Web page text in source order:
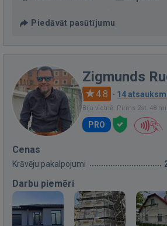
Piedāvāt pasūtījumu
Zigmunds
4.8 · 14
Bija vietnē: Pirms 2st. 48
PRO
Cenas
Krāvēju pakalpojumi
Darbu piemēri